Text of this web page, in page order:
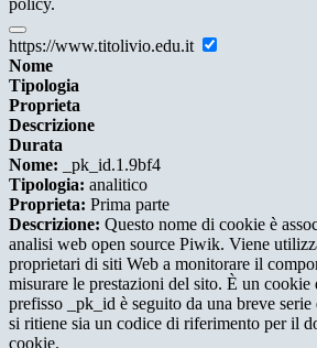
policy.
https://www.titolivio.edu.it
Nome
Tipologia
Proprieta
Descrizione
Durata
Nome: _pk_id.1.9bf4
Tipologia: analitico
Proprieta: Prima parte
Descrizione: Questo nome di cookie è
analisi web open source Piwik. Viene
proprietari di siti Web a monitorare il
misurare le prestazioni del sito. È un
prefisso _pk_id è seguito da una breve
si ritiene sia un codice di riferimento per il
cookie.